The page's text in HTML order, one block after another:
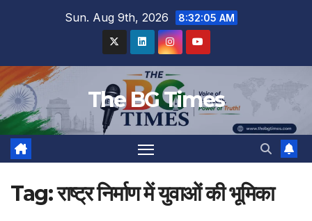
Sun. Aug 9th, 2026 8:32:06 AM
The BG Times
Tag:राष्ट्र निर्माण में युवाओं की भूमिका